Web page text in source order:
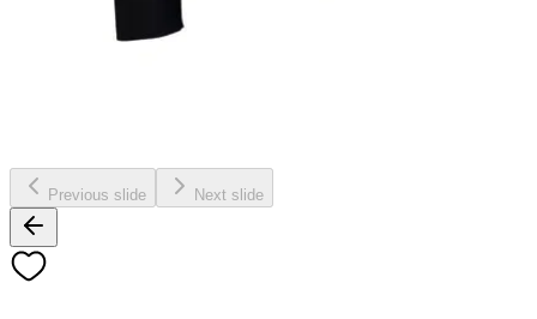
Previous slide Next slide